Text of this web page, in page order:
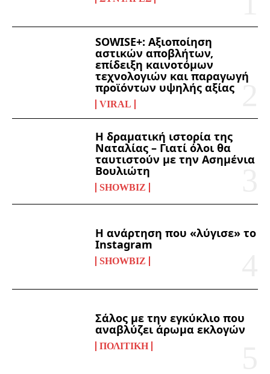
SOWISE+: Αξιοποίηση
αστικών αποβλήτων,
επίδειξη καινοτόμων
τεχνολογιών και παραγωγή
προϊόντων υψηλής αξίας
VIRAL
Η δραματική ιστορία της
Ναταλίας – Γιατί όλοι θα
ταυτιστούν με την Ασημένια
Βουλιώτη
SHOWBIZ
Η ανάρτηση που «λύγισε» το
Instagram
SHOWBIZ
Σάλος με την εγκύκλιο που
αναβλύζει άρωμα εκλογών
ΠΟΛΙΤΙΚΉ